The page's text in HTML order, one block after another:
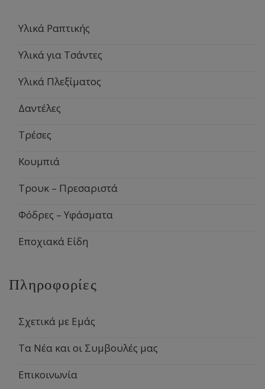
Υλικά Ραπτικής
Υλικά για Τσάντες
Υλικά Πλεξίματος
Δαντέλες
Τρέσες
Κουμπιά
Τρουκ – Πρεσαριστά
Φόδρες – Υφάσματα
Εποχιακά Είδη
Πληροφορίες
Σχετικά με Εμάς
Τα Νέα και οι Συμβουλές μας
Επικοινωνία